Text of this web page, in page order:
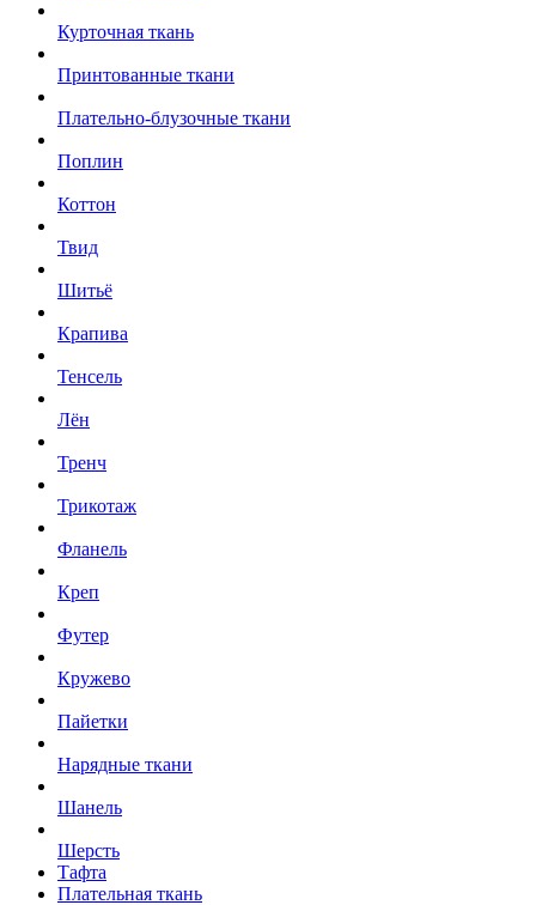
Курточная ткань
Принтованные ткани
Плательно-блузочные ткани
Поплин
Коттон
Твид
Шитьё
Крапива
Тенсель
Лён
Тренч
Трикотаж
Фланель
Креп
Футер
Кружево
Пайетки
Нарядные ткани
Шанель
Шерсть
Тафта
Плательная ткань